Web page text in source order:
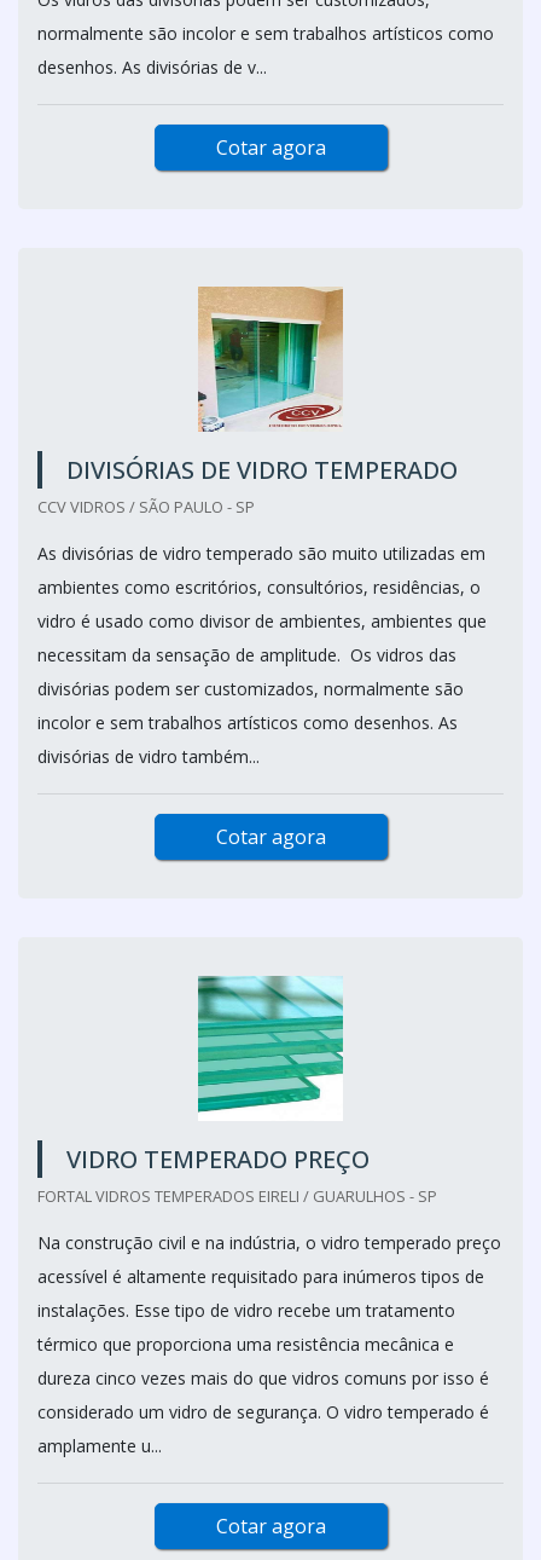
normalmente são incolor e sem trabalhos artísticos como
desenhos. As divisórias de v...
Cotar agora
DIVISÓRIAS DE VIDRO TEMPERADO
CCV VIDROS / SÃO PAULO - SP
As divisórias de vidro temperado são muito utilizadas em
ambientes como escritórios, consultórios, residências, o
vidro é usado como divisor de ambientes, ambientes que
necessitam da sensação de amplitude. Os vidros das
divisórias podem ser customizados, normalmente são
incolor e sem trabalhos artísticos como desenhos. As
divisórias de vidro também...
Cotar agora
VIDRO TEMPERADO PREÇO
FORTAL VIDROS TEMPERADOS EIRELI / GUARULHOS - SP
Na construção civil e na indústria, o vidro temperado preço
acessível é altamente requisitado para inúmeros tipos de
instalações. Esse tipo de vidro recebe um tratamento
térmico que proporciona uma resistência mecânica e
dureza cinco vezes mais do que vidros comuns por isso é
considerado um vidro de segurança. O vidro temperado é
amplamente u...
Cotar agora